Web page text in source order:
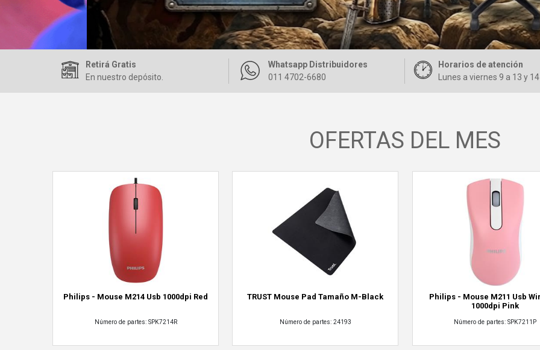
Retirá Gratis
En nuestro depósito.
Whatsapp Distribuidores
011 4702-6680
Horarios de atención
Lunes a viernes 9 a 13 y
OFERTAS DEL MES
Philips - Mouse M214 Usb 1000dpi Red
Número de partes: SPK7214R
TRUST Mouse Pad Tamaño M-Black
Número de partes: 24193
Philips - Mouse M211 Usb
1000dpi Pink
Número de partes: SPK7211P